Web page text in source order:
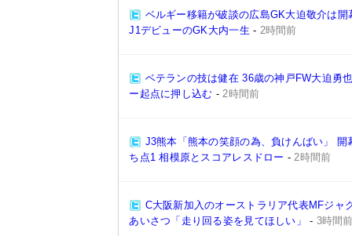
ベルギー移籍が破談の広島GK大迫敬介は
J1デビューのGK大内一生 - 2時間前
ベテランの技は健在 36歳の神戸FW大迫勇
ー起点に押し込む -2時間前
J3熊本「熊本の笑顔の為、負けんばい」 開
ち点1 相模原とスコアレスドロー -2時間前
C大阪新加入のオーストラリア代表MFジャ
あいさつ「走り回る姿を見てほしい」
- 3時間